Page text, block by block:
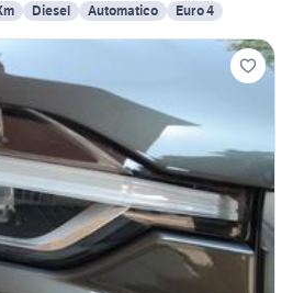
Diesel Automatico Euro 4